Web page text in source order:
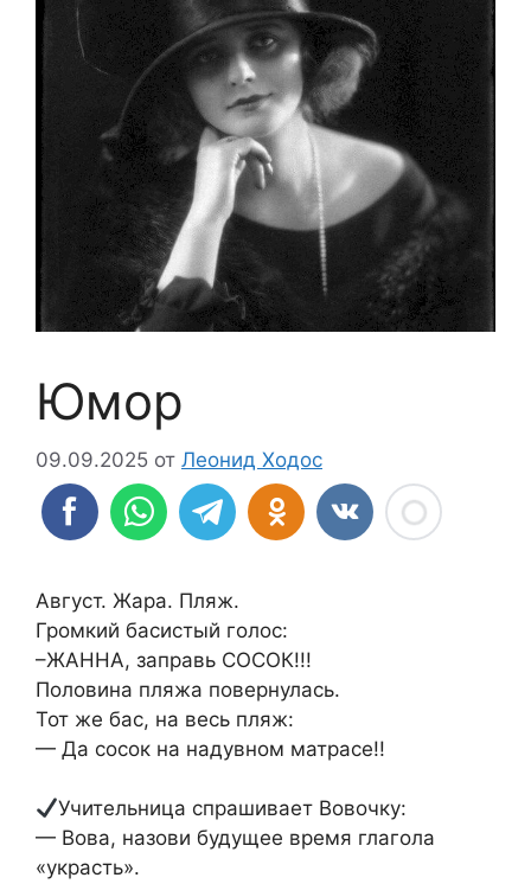
Юмор
09.09.2025 от Леонид Ходос
Август. Жара. Пляж.
Громкий басистый голос:
–ЖАННА, заправь СОСОК!!!
Половина пляжа повернулась.
Тот же бас, на весь пляж:
— Да сосок на надувном матрасе!!
Учительница спрашивает Вовочку:
— Вова, назови будущее время глагола
«украсть».